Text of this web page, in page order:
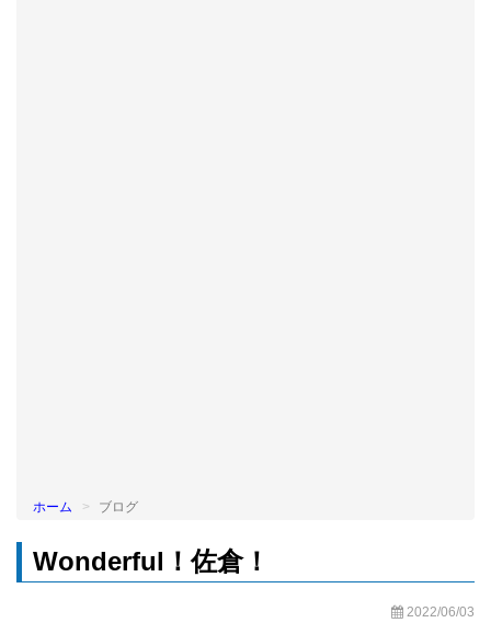
ホーム ブログ
Wonderful！佐倉！
2022/06/03